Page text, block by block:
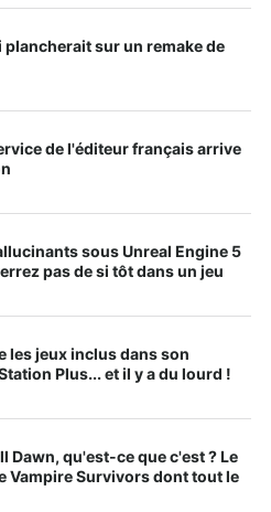
plancherait sur un remake de
de l'éditeur français arrive
sous Unreal Engine 5
pas de si tôt dans un jeu
les jeux inclus dans son
Plus... et il y a du lourd !
Dawn, qu'est-ce que c'est ? Le
Vampire Survivors dont tout le